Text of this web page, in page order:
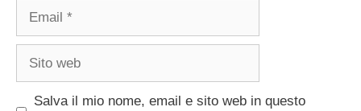
Email
Sito
Salva il mio nome, email e sito web in questo